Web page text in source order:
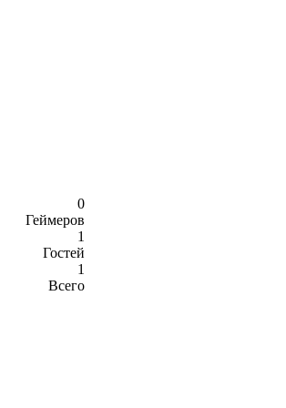
0
Геймеров
1
Гостей
1
Всего